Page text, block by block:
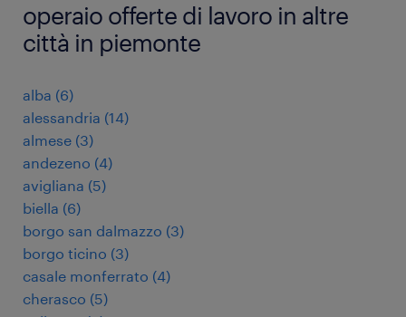
operaio offerte di lavoro in altre
città in piemonte
alba (6)
alessandria (14)
almese (3)
andezeno (4)
avigliana (5)
biella (6)
borgo san dalmazzo (3)
borgo ticino (3)
casale monferrato (4)
cherasco (5)